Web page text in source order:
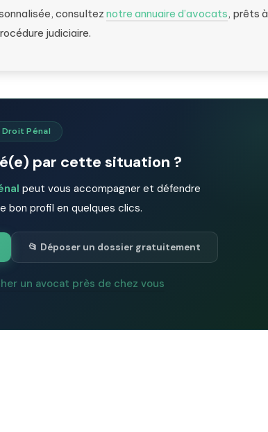
consultez notre annuaire d’avocats, prêts à
judiciaire.
Droit Pénal
par cette situation ?
peut vous accompagner et défendre
bon profil en quelques clics.
📂 Déposer un dossier gratuitement
un avocat près de chez vous